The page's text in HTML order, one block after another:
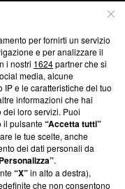
su Blasting
ci impegniamo a
nostra aderenza a
News non è
richiesto di farne
una verifica di
per fornirti un servizio
e per analizzare il
i nostri 1624partner che si
media, alcune
IP e le caratteristiche del tuo
informazioni che hai
loro servizi. Puoi
il pulsante“Accetta tutti”
le tue scelte, anche
dei dati personali da
.
“X”in alto a destra),
che non consentono